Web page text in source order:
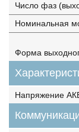
Число фаз
Номинальная
Форма
Напряжение